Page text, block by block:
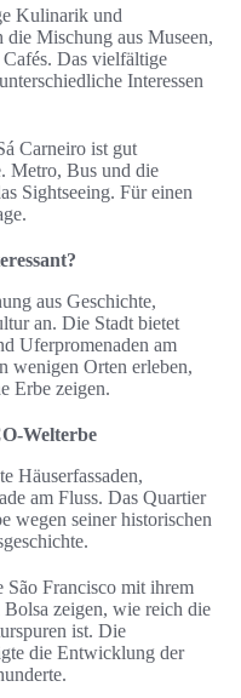
Kulinarik und
die Mischung aus Museen,
Das vielfältige
Interessen
Carneiro ist gut
Metro, Bus und die
Sightseeing. Für einen
aus Geschichte,
an. Die Stadt bietet
Uferpromenaden am
wenigen Orten erleben,
Erbe zeigen.
Welterbe
Häuserfassaden,
am Fluss. Das Quartier
wegen seiner historischen
Francisco mit ihrem
zeigen, wie reich die
ist. Die
die Entwicklung der